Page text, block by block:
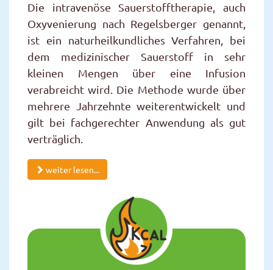
Die intravenöse Sauerstofftherapie, auch
Oxyvenierung nach Regelsberger genannt,
ist ein naturheilkundliches Verfahren, bei
dem medizinischer Sauerstoff in sehr
kleinen Mengen über eine Infusion
verabreicht wird. Die Methode wurde über
mehrere Jahrzehnte weiterentwickelt und
gilt bei fachgerechter Anwendung als gut
verträglich.
weiter lesen...